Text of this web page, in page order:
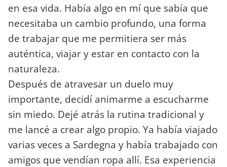
en esa vida. Había algo en mí que sabía que
necesitaba un cambio profundo, una forma
de trabajar que me permitiera ser más
auténtica, viajar y estar en contacto con la
naturaleza.
Después de atravesar un duelo muy
importante, decidí animarme a escucharme
sin miedo. Dejé atrás la rutina tradicional y
me lancé a crear algo propio. Ya había viajado
varias veces a Sardegna y había trabajado con
amigos que vendían ropa allí. Esa experiencia